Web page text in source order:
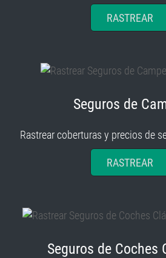
RASTREAR
Seguros de
Rastrear coberturas y precios de
RASTREAR
Seguros de Coches